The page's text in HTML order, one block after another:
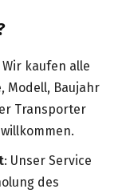
Wir kaufen alle
Modell, Baujahr
Transporter
: Unser Service
des